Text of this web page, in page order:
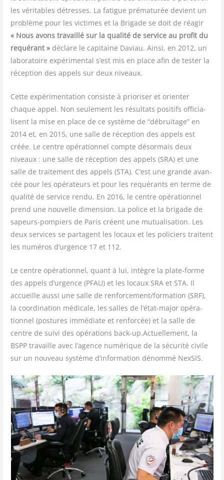
les véri­tables détresses. La fatigue pré­ma­tu­rée devient un
pro­blème pour les vic­times et la Bri­gade se doit de réagir
« Nous avons tra­vaillé sur la qua­li­té de ser­vice au pro­fit du
requé­rant » déclare le capi­taine Daviau. Ain­si, en 2012, un
labo­ra­toire expé­ri­men­tal s’est mis en place afin de tes­ter la
récep­tion des appels sur deux niveaux.
Cette expé­ri­men­ta­tion consiste à prio­ri­ser et orien­ter
chaque appel. Non seule­ment les résul­tats posi­tifs offi­cia­
lisent la mise en place de ce sys­tème de “débrui­tage” en
2014 et, en 2015, une salle de récep­tion des appels est
créée. Le centre opé­ra­tion­nel compte désor­mais deux
niveaux : une salle de récep­tion des appels (SRA) et une
salle de trai­te­ment des appels (STA). C’est une grande avan­
cée pour les opé­ra­teurs et pour les requé­rants en terme de
qua­li­té de ser­vice ren­du. En 2016, le centre opé­ra­tion­nel
prend une nou­velle dimen­sion. La police et la bri­gade de
sapeurs-pom­piers de Paris créent une mutua­li­sa­tion. Les
deux ser­vices se par­tagent les locaux et les poli­ciers traitent
les numé­ros d’urgence 17 et 112.
Le centre opé­ra­tion­nel, quant à lui, intègre la plate-forme
des appels d’urgence (PFAU) et les locaux SRA et STA. Il
accueille aus­si une salle de renforcement/​formation (SRF),
la coor­di­na­tion médi­cale, les salles de l’état-major opé­ra­
tion­nel (pos­tures immé­diate et ren­for­cée) et la salle de
centre de sui­vi des opé­ra­tions back-up.Actuellement, la
BSPP tra­vaille avec l’agence numé­rique de la sécu­ri­té civile
sur un nou­veau sys­tème d’information dénom­mé NexSIS.